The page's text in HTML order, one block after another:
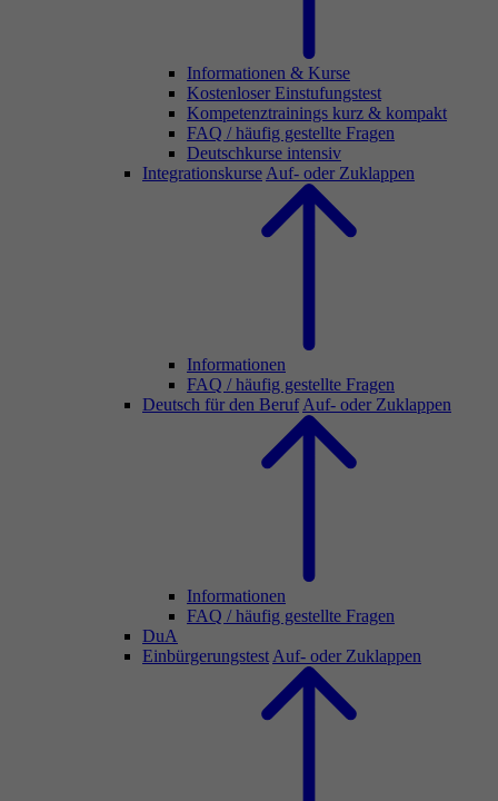
Informationen & Kurse
Kostenloser Einstufungstest
Kompetenztrainings kurz & kompakt
FAQ / häufig gestellte Fragen
Deutschkurse intensiv
Integrationskurse Auf- oder Zuklappen
Informationen
FAQ / häufig gestellte Fragen
Deutsch für den Beruf Auf- oder Zuklappen
Informationen
FAQ / häufig gestellte Fragen
DuA
Einbürgerungstest Auf- oder Zuklappen